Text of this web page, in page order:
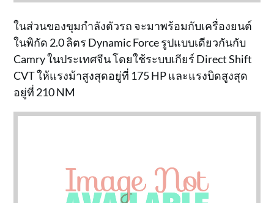
ในส่วนของขุมกำลังตัวรถ จะมาพร้อมกับเครื่องยนต์
ในพิกัด 2.0 ลิตร Dynamic Force รูปแบบเดียวกันกับ
Camry ในประเทศจีน โดยใช้ระบบเกียร์ Direct Shift
CVT ให้แรงม้าสูงสุดอยู่ที่ 175 HP และแรงบิดสูงสุด
อยู่ที่ 210 NM